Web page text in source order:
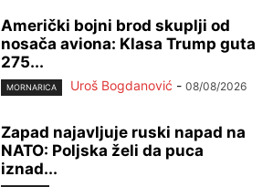
Američki bojni brod skuplji od
nosača aviona: Klasa Trump guta
275...
MORNARICA Uroš Bogdanović - 08/08/2026
Zapad najavljuje ruski napad na
NATO: Poljska želi da puca
iznad...